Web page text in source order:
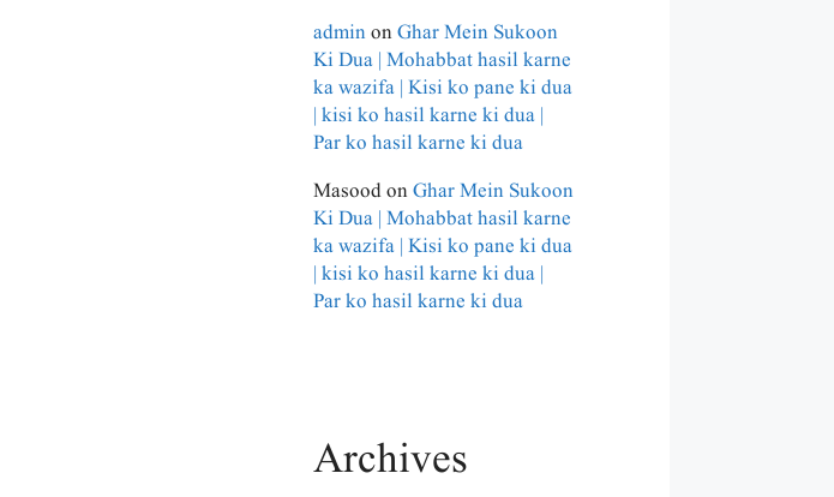
adminonGhar Mein Sukoon
Ki Dua | Mohabbat hasil karne
ka wazifa | Kisi ko pane ki dua
| kisi ko hasil karne ki dua |
Par ko hasil karne ki dua
MasoodonGhar Mein Sukoon
Ki Dua | Mohabbat hasil karne
ka wazifa | Kisi ko pane ki dua
| kisi ko hasil karne ki dua |
Par ko hasil karne ki dua
Archives